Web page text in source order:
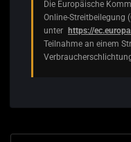
Die Europäische
Online-Streitbeilegung
unter https://
Teilnahme an einem